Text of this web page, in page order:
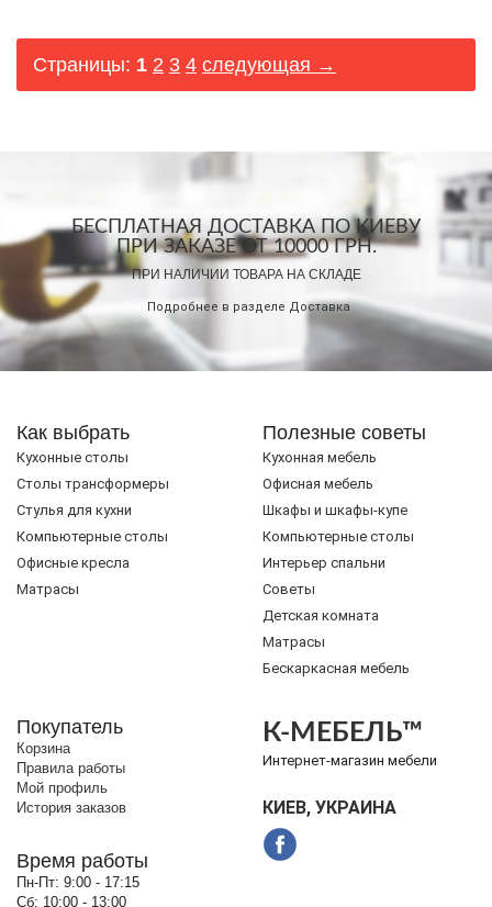
Страницы: 1 2 3 4 следующая →
БЕСПЛАТНАЯ ДОСТАВКА ПО КИЕВУ
ПРИ ЗАКАЗЕ ОТ 10000 ГРН.
ПРИ НАЛИЧИИ ТОВАРА НА СКЛАДЕ
Подробнее в разделе Доставка
Как выбрать
Кухонные столы
Cтолы трансформеры
Стулья для кухни
Компьютерные столы
Офисные кресла
Матрасы
Полезные советы
Кухонная мебель
Офисная мебель
Шкафы и шкафы-купе
Компьютерные столы
Интерьер спальни
Советы
Детская комната
Матрасы
Бескаркасная мебель
Покупатель
Корзина
Правила работы
Мой профиль
История заказов
Время работы
Пн-Пт: 9:00 - 17:15
Сб: 10:00 - 13:00
К-МЕБЕЛЬ™
Интернет-магазин мебели
КИЕВ, УКРАИНА